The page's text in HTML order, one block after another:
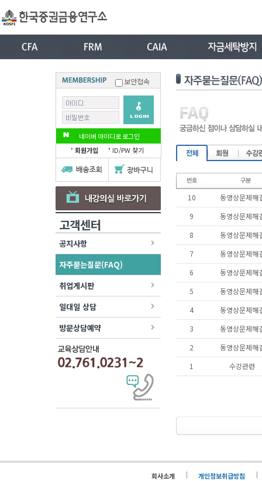
보안접속
네이버 아이디로 로그인
회원가입
ID/PW 찾기
고객센터
공지사항
자주묻는질문(FAQ)
취업게시판
일대일 상담
방문상담예약
10
동영상문제해
9
동영상문제해
8
동영상문제해
7
동영상문제해
6
동영상문제해
5
동영상문제해
4
동영상문제해
3
동영상문제해
2
동영상문제해
1
수강관련
회사소개
개인정보취급방침